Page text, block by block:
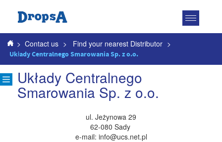
Toggle
> Contact us > Find your nearest Distributor >
Układy Centralnego Smarowania Sp. z o.o.
Układy Centralnego
Smarowania Sp. z o.o.
ul. Jeżynowa 29
62-080 Sady
e-mail: info@ucs.net.pl